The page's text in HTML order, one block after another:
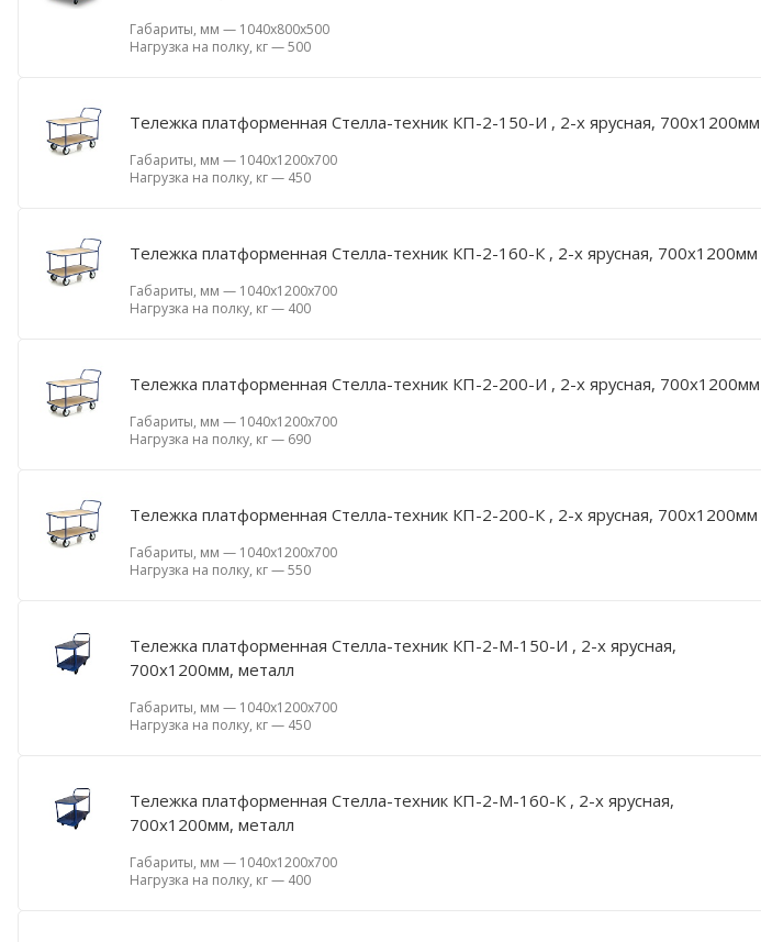
Габариты, мм — 1040х800х500
Нагрузка на полку, кг—500
Тележка платформенная Стелла-техник КП-2-150-И , 2-х ярусная, 700х1200мм
Габариты, мм — 1040х1200х700
Нагрузка на полку, кг— 450
Тележка платформенная Стелла-техник КП-2-160-К , 2-х ярусная, 700х1200мм
Габариты, мм — 1040х1200х700
Нагрузка на полку, кг— 400
Тележка платформенная Стелла-техник КП-2-200-И , 2-х ярусная, 700х1200мм
Габариты, мм — 1040х1200х700
Нагрузка на полку, кг— 690
Тележка платформенная Стелла-техник КП-2-200-К , 2-х ярусная, 700х1200мм
Габариты, мм — 1040х1200х700
Нагрузка на полку, кг—550
Тележка платформенная Стелла-техник КП-2-М-150-И , 2-х ярусная,
700х1200мм, металл
Габариты, мм — 1040х1200х700
Нагрузка на полку, кг— 450
Тележка платформенная Стелла-техник КП-2-М-160-К , 2-х ярусная,
700х1200мм, металл
Габариты, мм — 1040х1200х700
Нагрузка на полку, кг— 400